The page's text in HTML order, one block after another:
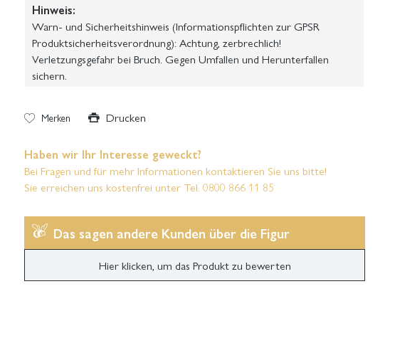
Hinweis:
Warn- und Sicherheitshinweis (Informationspflichten zur GPSR
Produktsicherheitsverordnung): Achtung, zerbrechlich!
Verletzungsgefahr bei Bruch. Gegen Umfallen und Herunterfallen
sichern.
Merken Drucken
Haben wir Ihr Interesse geweckt?
Bei Fragen und für mehr Informationen kontaktieren Sie uns bitte!
Sie erreichen uns kostenfrei unter Tel. 0800 866 11 85
Das sagen andere Kunden über die Figur
Hier klicken, um das Produkt zu bewerten